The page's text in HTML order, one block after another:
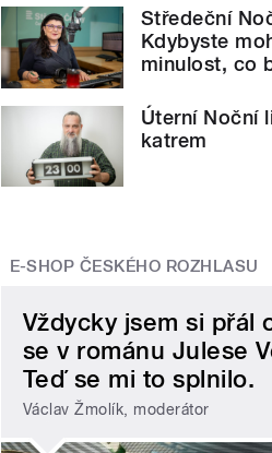
Středeční
Kdybyste
minulost, co
Úterní Noční
katrem
E-SHOP ČESKÉHO ROZHLASU
Vždycky jsem si přál
se v románu Julese
Teď se mi to splnilo.
Václav Žmolík, moderátor